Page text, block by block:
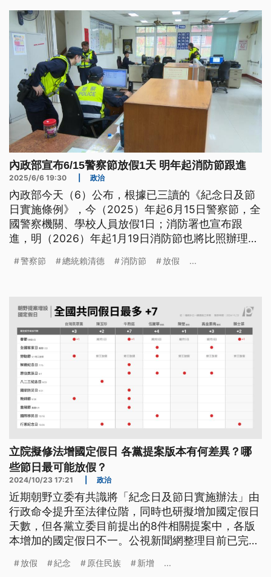
內政部宣布6/15警察節放假1天 明年起消防節跟進
2025/6/6 19:30 政治
內政部今天（6）公布，根據已三讀的《紀念日及節
日實施條例》，今（2025）年起6月15日警察節，全
國警察機關、學校人員放假1日；消防署也宣布跟
進，明（2026）年起1月19日消防節也將比照辦理。
紀念性質，但也希望重視警消人力長期不足，調整加
警察節 總統賴清德 消防節 放假 ...
立院擬修法增國定假日 各黨提案版本有何差異？哪
些節日最可能放假？
2024/10/23 17:21 政治
近期朝野立委有共識將「紀念日及節日實施辦法」由
行政命令提升至法律位階，同時也研擬增加國定假日
天數，但各黨立委目前提出的8件相關提案中，各版
本增加的國定假日不一。公視新聞網整理目前已完成
新增的國定假日有何異同。
放假 紀念 原住民族 新增 ...